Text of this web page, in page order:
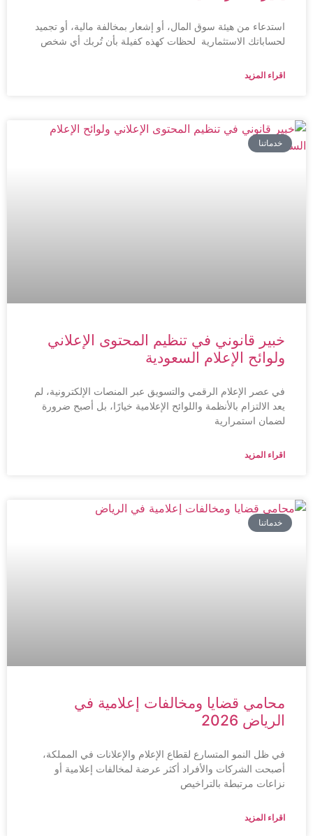
استدعاء من هيئة سوق المال، أو إشعار بمخالفة مالية، أو تجميد
لحساباتك الاستثمارية لحظات كهذه كفيلة بأن تُربك أي شخص
اقراء المزيد
خدماتنا
خبير قانوني في تنظيم المحتوى الإعلاني
ولوائح الإعلام السعودية
في عصر الإعلام الرقمي والتسويق عبر المنصات الإلكترونية، لم
يعد الالتزام بالأنظمة واللوائح الإعلامية خيارًا، بل أصبح ضرورة
لضمان استمرارية
اقراء المزيد
خدماتنا
محامي قضايا ومخالفات إعلامية في
الرياض 2026
في ظل النمو المتسارع لقطاع الإعلام والإعلانات في المملكة،
أصبحت الشركات والأفراد أكثر عرضة لمخالفات إعلامية أو
نزاعات مرتبطة بالتراخيص
اقراء المزيد